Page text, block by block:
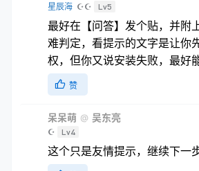
星辰海 ☪☪ Lv5
最好在【问答】发个贴，并附
难判定，看提示的文字是让你
权，但你又说安装失败，最好
赞
呆呆萌 @ 吴东亮
☪ Lv4
这个只是友情提示，继续下一